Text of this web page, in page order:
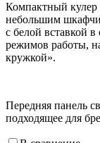
Компактный кулер
небольшим
с белой вставкой
режимов работы,
кружкой».
Передняя панель
подходящее для